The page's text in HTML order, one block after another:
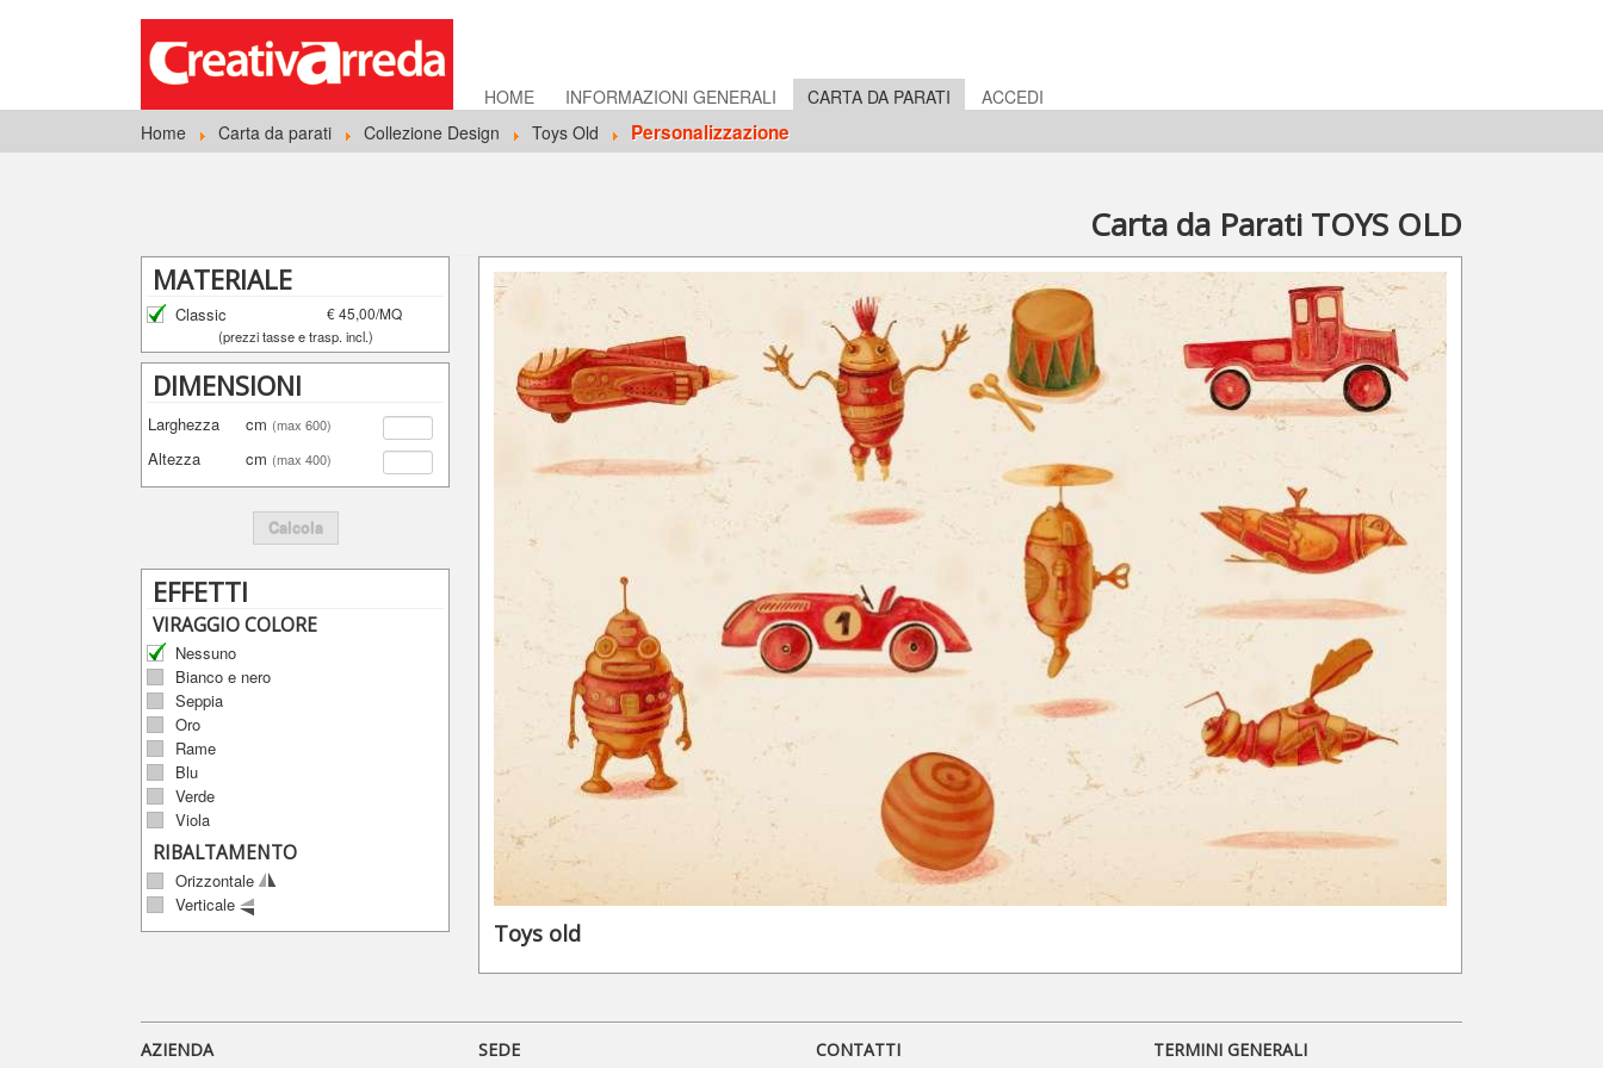
HOME INFORMAZIONI GENERALI CARTA DA PARATI
ACCEDI
Home
Carta da parati Collezione Design Toys Old Personalizzazione
Carta da Parati TOYS OLD
MATERIALE
Classic € 45,00/MQ
(prezzi tasse e trasp. incl.)
DIMENSIONI
Larghezza cm (max 600)
Altezza cm (max 400)
Calcola
EFFETTI
VIRAGGIO COLORE
Nessuno
Bianco e nero
Seppia
Oro
Rame
Blu
Verde
Viola
RIBALTAMENTO
Orizzontale
Verticale
Toys old
AZIENDA SEDE CONTATTI TERMINI GENERALI